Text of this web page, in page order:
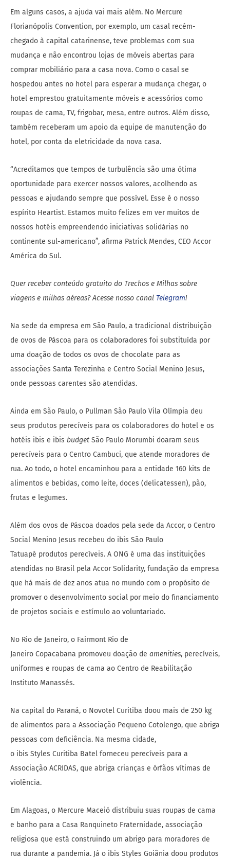
Em alguns casos, a ajuda vai mais além. No Mercure
Florianópolis Convention, por exemplo, um casal recém-
chegado à capital catarinense, teve problemas com sua
mudança e não encontrou lojas de móveis abertas para
comprar mobiliário para a casa nova. Como o casal se
hospedou antes no hotel para esperar a mudança chegar, o
hotel emprestou gratuitamente móveis e acessórios como
roupas de cama, TV, frigobar, mesa, entre outros. Além disso,
também receberam um apoio da equipe de manutenção do
hotel, por conta da eletricidade da nova casa.
“Acreditamos que tempos de turbulência são uma ótima
oportunidade para exercer nossos valores, acolhendo as
pessoas e ajudando sempre que possível. Esse é o nosso
espírito Heartist. Estamos muito felizes em ver muitos de
nossos hotéis empreendendo iniciativas solidárias no
continente sul-americano”, afirma Patrick Mendes, CEO Accor
América do Sul.
Quer receber conteúdo gratuito do Trechos e Milhas sobre
viagens e milhas aéreas? Acesse nosso canal Telegram!
Na sede da empresa em São Paulo, a tradicional distribuição
de ovos de Páscoa para os colaboradores foi substituída por
uma doação de todos os ovos de chocolate para as
associações Santa Terezinha e Centro Social Menino Jesus,
onde pessoas carentes são atendidas.
Ainda em São Paulo, o Pullman São Paulo Vila Olímpia deu
seus produtos perecíveis para os colaboradores do hotel e os
hotéis ibis e ibis budget São Paulo Morumbi doaram seus
perecíveis para o Centro Cambuci, que atende moradores de
rua. Ao todo, o hotel encaminhou para a entidade 160 kits de
alimentos e bebidas, como leite, doces (delicatessen), pão,
frutas e legumes.
Além dos ovos de Páscoa doados pela sede da Accor, o Centro
Social Menino Jesus recebeu do ibis São Paulo
Tatuapé produtos perecíveis. A ONG é uma das instituições
atendidas no Brasil pela Accor Solidarity, fundação da empresa
que há mais de dez anos atua no mundo com o propósito de
promover o desenvolvimento social por meio do financiamento
de projetos sociais e estímulo ao voluntariado.
No Rio de Janeiro, o Fairmont Rio de
Janeiro Copacabana promoveu doação de amenities, perecíveis,
uniformes e roupas de cama ao Centro de Reabilitação
Instituto Manassés.
Na capital do Paraná, o Novotel Curitiba doou mais de 250 kg
de alimentos para a Associação Pequeno Cotolengo, que abriga
pessoas com deficiência. Na mesma cidade,
o ibis Styles Curitiba Batel forneceu perecíveis para a
Associação ACRIDAS, que abriga crianças e órfãos vítimas de
violência.
Em Alagoas, o Mercure Maceió distribuiu suas roupas de cama
e banho para a Casa Ranquineto Fraternidade, associação
religiosa que está construindo um abrigo para moradores de
rua durante a pandemia. Já o ibis Styles Goiânia doou produtos